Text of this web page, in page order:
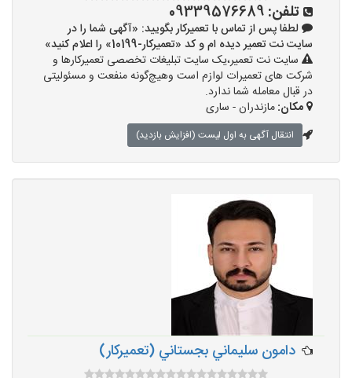
تلفن: 09339576689
لطفا پس از تماس با تعمیرکار بگویید: «آگهی شما را در
سایت نت تعمیر دیده ام و کد «تعمیرکار-10199» را اعلام کنید»
سایت نت تعمیر،یک سایت تبلیغات تخصصی تعمیرکارها و
شرکت های تعمیرات لوازم است وهیچ‌گونه منفعت و مسئولیتی
در قبال معامله شما ندارد.
مکان:مازندران - ساری
انتقال آگهی به اول لیست (افزایش بازدید)
دامون سليماني بجستاني (تعمیرکار)